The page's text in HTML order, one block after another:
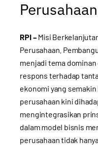
Perusahaan
RPI –Misi
Perusahaan.
menjadi tema
respons terhadap
ekonomi yang
perusahaan kini
mengintegrasikan
dalam model bisnis
perusahaan tidak